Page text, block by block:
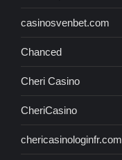
casinosvenbet.com
Chanced
Cheri Casino
CheriCasino
chericasinologinfr.com